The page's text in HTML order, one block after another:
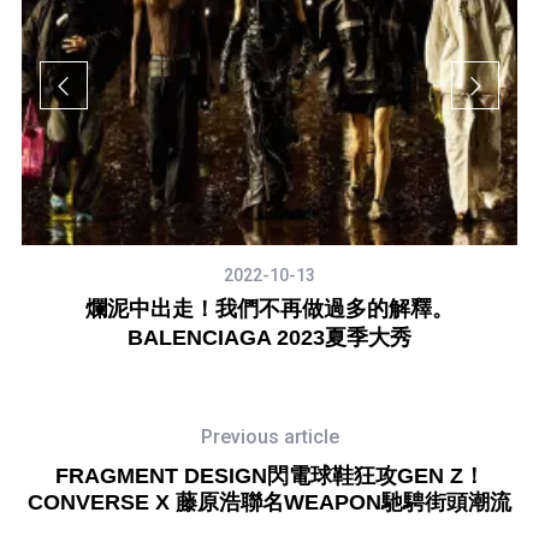
2022-10-13
爛泥中出走！我們不再做過多的解釋。
BALENCIAGA 2023夏季大秀
Previous article
FRAGMENT DESIGN閃電球鞋狂攻GEN Z！
CONVERSE X 藤原浩聯名WEAPON馳騁街頭潮流